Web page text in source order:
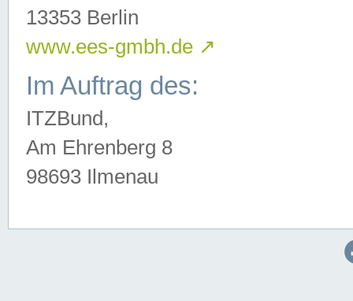
13353 Berlin
www.ees-gmbh.de ↗
Im Auftrag des:
ITZBund,
Am Ehrenberg 8
98693 Ilmenau